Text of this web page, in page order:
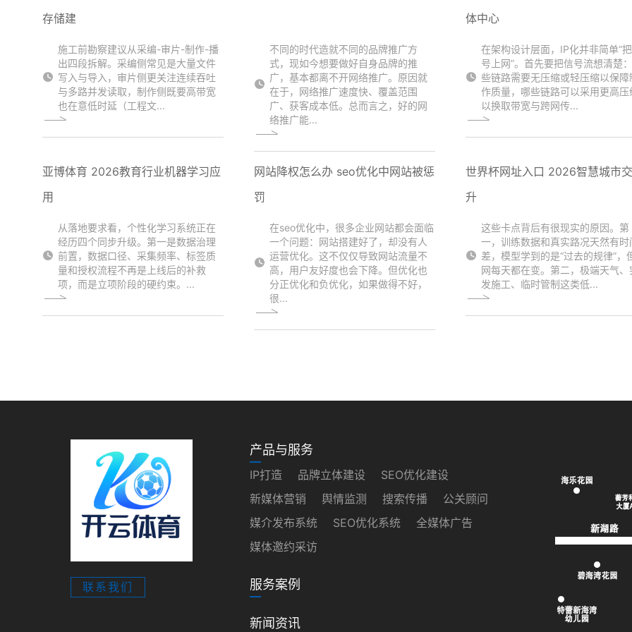
存储建
施工前勘察建议从采编-审片-制作-播
出四段拆解。采编侧常见是大量文件
写入与导入，审片侧更关注连续吞吐
与多路并发读取，制作侧既要高带宽
也在意低时延（工程文...
不同的时代造就不同的品牌推广方
式，现如今想要做好自身品牌的推
广，基本都离不开网络推广。原因就
在于，网络推广速度快、覆盖范围
广、获客成本低。总而言之，好的网
络推广能...
体中心
在架构设计层面，IP化并非简单“
号上网”。首先要把信号流想清楚
些链路需要无压缩或轻压缩以保障
作质量，哪些链路可以采用更高压
以换取带宽与跨网传...
亚博体育 2026教育行业机器学习应
用
从落地要求看，个性化学习系统正在
经历四个同步升级。第一是数据治理
前置，数据口径、采集频率、标签质
量和授权流程不再是上线后的补救
项，而是立项阶段的硬约束。...
网站降权怎么办 seo优化中网站被惩
罚
在seo优化中，很多企业网站都会面临
一个问题：网站搭建好了，却没有人
运营优化。这不仅仅导致网站流量不
高，用户友好度也会下降。但优化也
分正优化和负优化，如果做得不好，
很...
世界杯网址入口 2026智慧城市
升
这些卡点背后有很现实的原因。第
一，训练数据和真实路况天然有时
差，模型学到的是“过去的规律”，
网每天都在变。第二，极端天气、
发施工、临时管制这类低...
联系我们
产品与服务
IP打造 品牌立体建设
SEO优化建设
新媒体营销
舆情监测 搜索传播
公关顾问
媒介发布系统
SEO优化系统
全媒体广告
媒体邀约采访
服务案例
新闻资讯